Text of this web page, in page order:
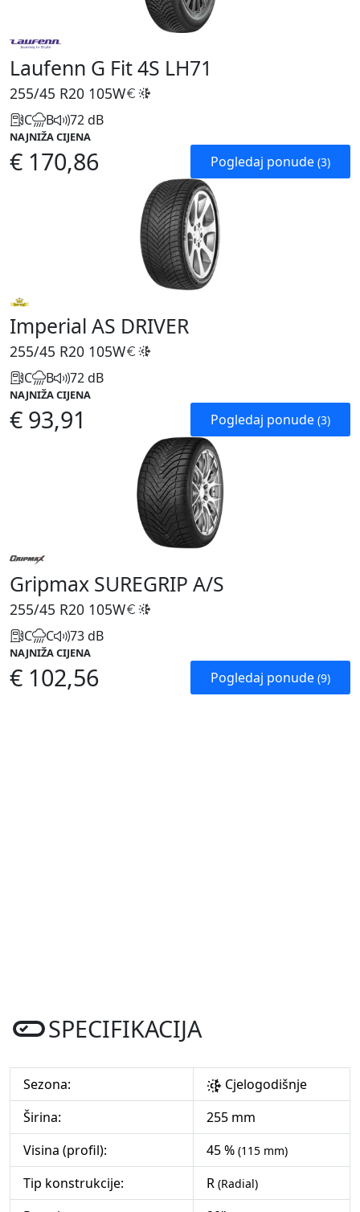
Laufenn G Fit 4S LH71
255/45 R20 105W
C B 72 dB
NAJNIŽA CIJENA
€ 170,86 Pogledaj ponude (3)
Imperial AS DRIVER
255/45 R20 105W
C B 72 dB
NAJNIŽA CIJENA
€ 93,91 Pogledaj ponude (3)
Gripmax SUREGRIP A/S
255/45 R20 105W
C C 73 dB
NAJNIŽA CIJENA
€ 102,56 Pogledaj ponude (9)
SPECIFIKACIJA
Sezona:
Cjelogodišnje
Širina:
255 mm
Visina (profil):
45 % (115 mm)
Tip konstrukcije: R (Radial)